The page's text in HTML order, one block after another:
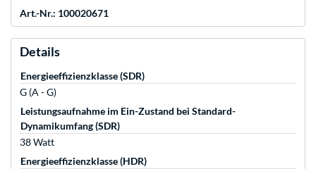
Art.-Nr.: 100020671
Details
Energieeffizienzklasse (SDR)
G (A - G)
Leistungsaufnahme im Ein-Zustand bei Standard-
Dynamikumfang (SDR)
38 Watt
Energieeffizienzklasse (HDR)